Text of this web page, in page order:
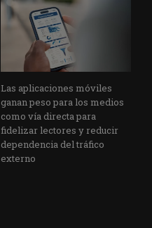
Las aplicaciones móviles
ganan peso para los medios
como vía directa para
fidelizar lectores y reducir
dependencia del tráfico
externo